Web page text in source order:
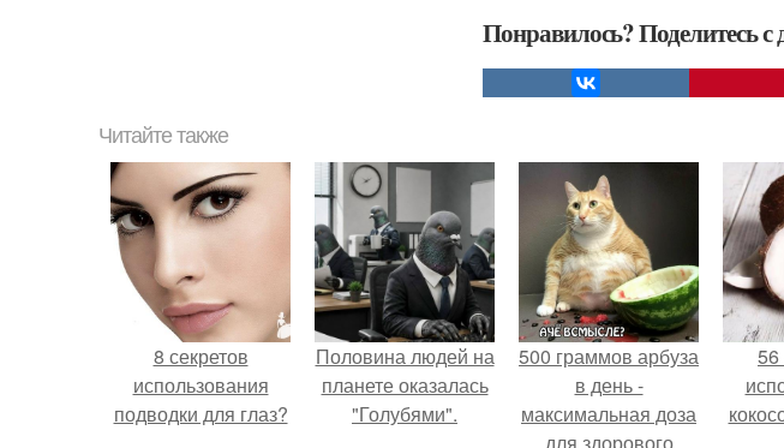
Понравилось? Поделитесь с
Читайте также
8 секретов
использования
подводки для глаз?
Половина людей на
планете оказалась
"Голубями".
500 граммов арбуза
в день -
максимальная доза
56